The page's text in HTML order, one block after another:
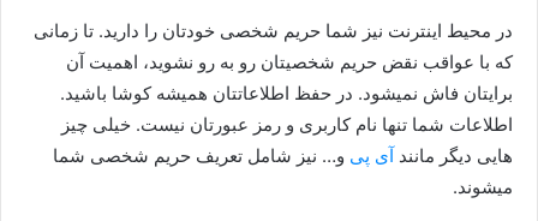
در محیط اینترنت نیز شما حریم شخصی خودتان را دارید. تا زمانی
که با عواقب نقض حریم شخصیتان رو به رو نشوید، اهمیت آن
برایتان فاش نمیشود. در حفظ اطلاعاتتان همیشه کوشا باشید.
اطلاعات شما تنها نام کاربری و رمز عبورتان نیست. خیلی چیز
هایی دیگر مانندآی پی و… نیز شامل تعریف حریم شخصی شما
میشوند.